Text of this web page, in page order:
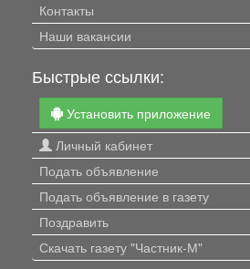
Контакты
Наши вакансии
Быстрые ссылки:
Установить приложение
Личный кабинет
Подать объявление
Подать объявление в газету
Поздравить
Скачать газету "Частник-М"